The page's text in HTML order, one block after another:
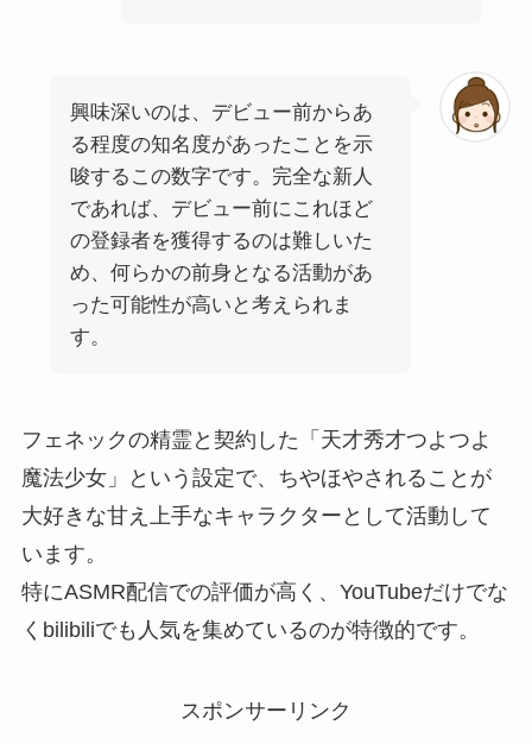
興味深いのは、デビュー前からあ
る程度の知名度があったことを示
唆するこの数字です。完全な新人
であれば、デビュー前にこれほど
の登録者を獲得するのは難しいた
め、何らかの前身となる活動があ
った可能性が高いと考えられま
す。
フェネックの精霊と契約した「天才秀才つよつよ
魔法少女」という設定で、ちやほやされることが
大好きな甘え上手なキャラクターとして活動して
います。
特にASMR配信での評価が高く、YouTubeだけでな
くbilibiliでも人気を集めているのが特徴的です。
スポンサーリンク